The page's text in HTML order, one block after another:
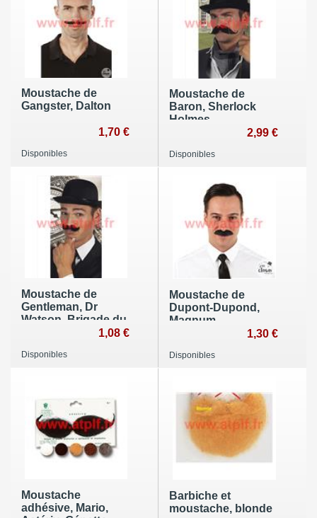
Moustache de
Gangster, Dalton
1,70 €
Disponibles
Moustache de
Baron, Sherlock
Holmes
2,99 €
Disponibles
Moustache de
Gentleman, Dr
Watson, Brigade du
1,08 €
Disponibles
Moustache de
Dupont-Dupond,
Magnum,
1,30 €
Disponibles
Moustache
adhésive, Mario,
Barbiche et
moustache, blonde